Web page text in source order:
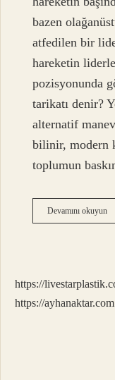
bazen
atfedilen bir
hareketin
pozisyonunda
tarikatı denir?
alternatif
bilinir, modern
toplumun
Devamını okuyun
https://
https://